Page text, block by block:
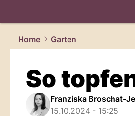
Home
Garten
So
Franziska Broschat-
15.10.2024 - 15:25